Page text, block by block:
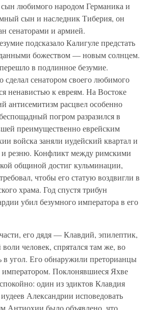
любимого народом Германика и
сын и наследник Тиберия, он
сенаторами и армией.
подсказало Калигуле предстать
божеством — новым солнцем.
в подлинное безумие.
сделал сенатором своего любимого
ненавистью к евреям. На Востоке
антисемитизм расцвел особенно
погром разразился в
преимущественно еврейским
войска заняли иудейский квартал и
и резню. Конфликт между римскими
общиной достиг кульминации,
чтобы его статую воздвигли в
храма. Год спустя трибун
убил безумного императора в его
его дядя — Клавдий, эпилептик,
человек, спрятался там же, во
в угол. Его обнаружили преторианцы
императором. Поклонявшиеся Яхве
один из эдиктов Клавдия
Александрии исповедовать
Антиохии было объявлено, что